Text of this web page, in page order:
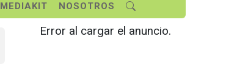
MEDIAKIT NOSOTROS
Error al cargar el anuncio.